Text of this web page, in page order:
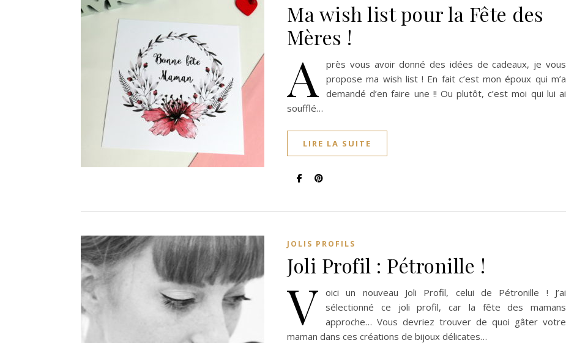
Ma wish list pour la Fête des
Mères !
A
près vous avoir donné des idées de cadeaux, je vous
propose ma wish list ! En fait c’est mon époux qui m’a
demandé d’en faire une !! Ou plutôt, c’est moi qui lui ai
soufflé…
LIRE LA SUITE
JOLIS PROFILS
Joli Profil : Pétronille !
V oici un nouveau Joli Profil, celui de Pétronille ! J’ai
sélectionné ce joli profil, car la fête des mamans
approche… Vous devriez trouver de quoi gâter votre
maman dans ces créations de bijoux délicates…